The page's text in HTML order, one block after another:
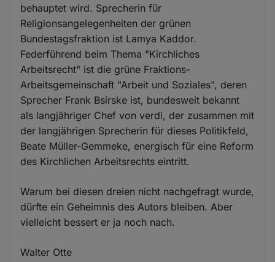
behauptet wird. Sprecherin für
Religionsangelegenheiten der grünen
Bundestagsfraktion ist Lamya Kaddor.
Federführend beim Thema "Kirchliches
Arbeitsrecht" ist die grüne Fraktions-
Arbeitsgemeinschaft "Arbeit und Soziales", deren
Sprecher Frank Bsirske ist, bundesweit bekannt
als langjähriger Chef von verdi, der zusammen mit
der langjährigen Sprecherin für dieses Politikfeld,
Beate Müller-Gemmeke, energisch für eine Reform
des Kirchlichen Arbeitsrechts eintritt.
Warum bei diesen dreien nicht nachgefragt wurde,
dürfte ein Geheimnis des Autors bleiben. Aber
vielleicht bessert er ja noch nach.
Walter Otte